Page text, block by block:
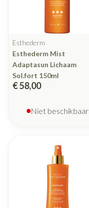
Esthederm
Esthederm Mist
Adaptasun Lichaam
Sol.fort 150ml
€ 58,00
Niet beschikbaar